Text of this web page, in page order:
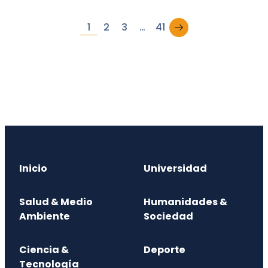
1 2 3 … 41 →
Inicio Universidad
Salud & Medio
Ambiente
Humanidades &
Sociedad
Ciencia &
Tecnología
Deporte